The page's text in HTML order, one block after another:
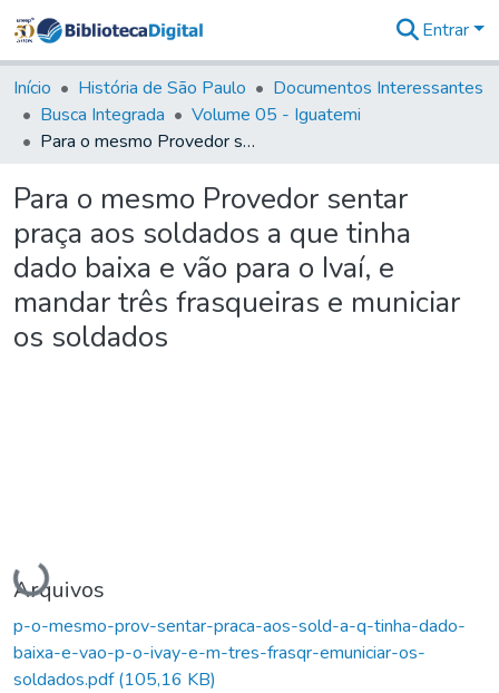
&
Coleções
Tudo na
Biblioteca
Estatísticas
Entrar
Início História de São Paulo
Documentos Interessantes
Busca Integrada
Volume 05 - Iguatemi
Para o mesmo Provedor sentar praça aos soldados a que tinha dado baixa e vão para o Ivaí, e mandar três frasqueiras e municiar os soldados
Para o mesmo Provedor sentar
praça aos soldados a que tinha
dado baixa e vão para o Ivaí, e
mandar três frasqueiras e municiar
os soldados
Carregando...
Arquivos
p-o-mesmo-prov-sentar-praca-aos-sold-a-q-tinha-dado-
baixa-e-vao-p-o-ivay-e-m-tres-frasqr-emuniciar-os-
soldados.pdf(105,16 KB)